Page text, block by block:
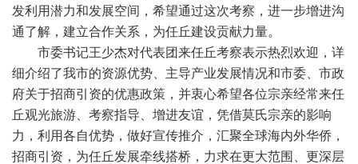
发利用潜力和发展空间，希望通过这次考察，进一步增进沟
通了解，建立合作关系，为任丘建设贡献力量。
市委书记王少杰对代表团来任丘考察表示热烈欢迎，详
细介绍了我市的资源优势、主导产业发展情况和市委、市政
府关于招商引资的优惠政策，并衷心希望各位宗亲经常来任
丘观光旅游、考察指导、增进友谊，凭借莫氏宗亲的影响
力，利用各自优势，做好宣传推介，汇聚全球海内外华侨，
招商引资，为任丘发展牵线搭桥，力求在更大范围、更深层